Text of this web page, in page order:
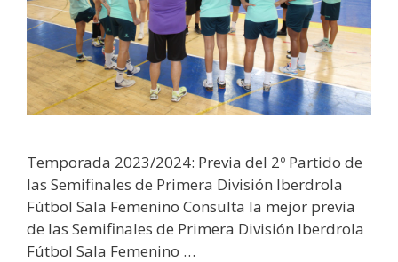
Temporada 2023/2024: Previa del 2º Partido de
las Semifinales de Primera División Iberdrola
Fútbol Sala Femenino Consulta la mejor previa
de las Semifinales de Primera División Iberdrola
Fútbol Sala Femenino …